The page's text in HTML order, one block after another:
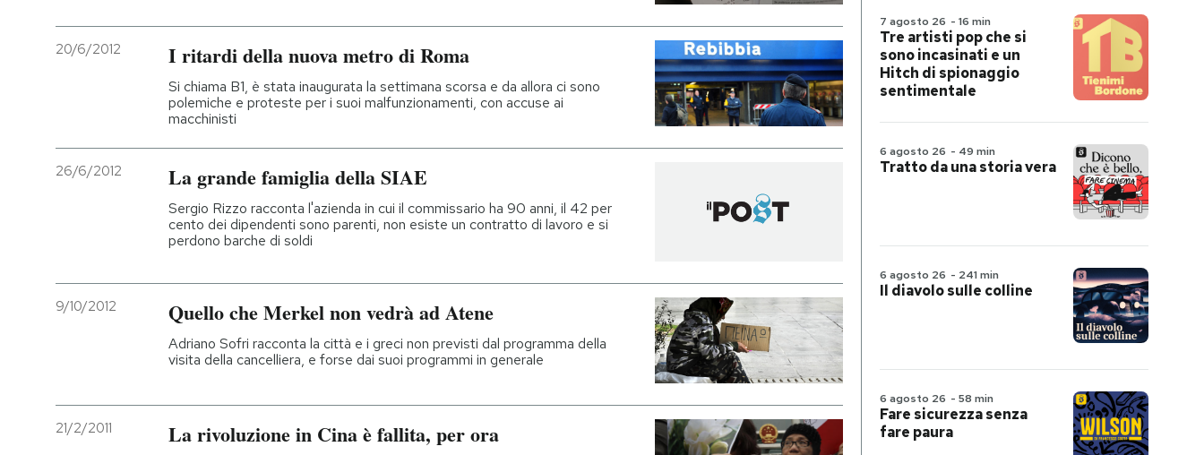
20/6/2012 I ritardi della nuova metro di Roma
Si chiama B1, è stata inaugurata la settimana scorsa e da allora ci sono
polemiche e proteste per i suoi malfunzionamenti, con accuse ai
macchinisti
26/6/2012 La grande famiglia della SIAE
Sergio Rizzo racconta l'azienda in cui il commissario ha 90 anni, il 42 per
cento dei dipendenti sono parenti, non esiste un contratto di lavoro e si
perdono barche di soldi
9/10/2012 Quello che Merkel non vedrà ad Atene
Adriano Sofri racconta la città e i greci non previsti dal programma della
visita della cancelliera, e forse dai suoi programmi in generale
21/2/2011 La rivoluzione in Cina è fallita, per ora
7 agosto 26 - 16 min
Tre artisti pop che si
sono incasinati e un
Hitch di spionaggio
sentimentale
6 agosto 26 - 49 min
Tratto da una storia vera
6 agosto 26 - 241 min
Il diavolo sulle colline
6 agosto 26 - 58 min
Fare sicurezza senza
fare paura